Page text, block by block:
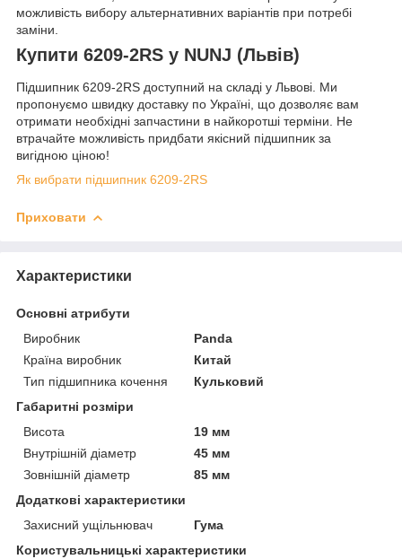
можливість вибору альтернативних варіантів при потребі
заміни.
Купити 6209-2RS у NUNJ (Львів)
Підшипник 6209-2RS доступний на складі у Львові. Ми
пропонуємо швидку доставку по Україні, що дозволяє вам
отримати необхідні запчастини в найкоротші терміни. Не
втрачайте можливість придбати якісний підшипник за
вигідною ціною!
Як вибрати підшипник 6209-2RS
Приховати
Характеристики
Основні атрибути
Виробник
Panda
Країна виробник
Китай
Тип підшипника кочення
Кульковий
Габаритні розміри
Висота
19 мм
Внутрішній діаметр
45 мм
Зовнішній діаметр
85 мм
Додаткові характеристики
Захисний ущільнювач
Гума
Користувальницькі характеристики